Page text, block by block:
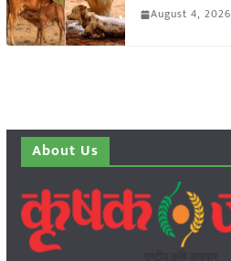
August 4, 2026
About Us